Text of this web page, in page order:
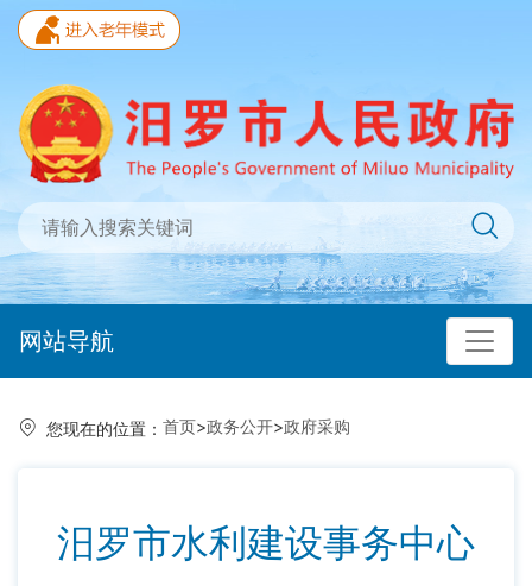
网站导航
您现在的位置： 首页>政务公开>政府采购
汨罗市水利建设事务中心